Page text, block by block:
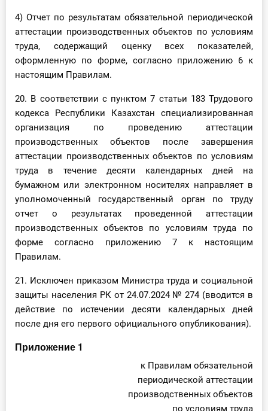
4) Отчет по результатам обязательной периодической
аттестации производственных объектов по условиям
труда, содержащий оценку всех показателей,
оформленную по форме, согласно приложению 6 к
настоящим Правилам.
20. В соответствии с пунктом 7 статьи 183 Трудового
кодекса Республики Казахстан специализированная
организация по проведению аттестации
производственных объектов после завершения
аттестации производственных объектов по условиям
труда в течение десяти календарных дней на
бумажном или электронном носителях направляет в
уполномоченный государственный орган по труду
отчет о результатах проведенной аттестации
производственных объектов по условиям труда по
форме согласно приложению 7 к настоящим
Правилам.
21. Исключен приказом Министра труда и социальной
защиты населения РК от 24.07.2024 № 274 (вводится в
действие по истечении десяти календарных дней
после дня его первого официального опубликования).
Приложение 1
к Правилам обязательной
периодической аттестации
производственных объектов
по условиям труда